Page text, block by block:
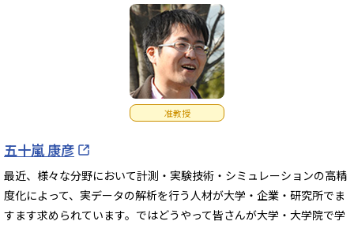
准教授
五十嵐 康彦
最近、様々な分野において計測・実験技術・シミュレーションの高精
度化によって、実データの解析を行う人材が大学・企業・研究所でま
すます求められています。ではどうやって皆さんが大学・大学院で学